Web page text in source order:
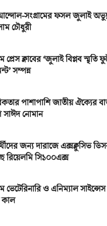
সংগ্রামের ফসল জুলাই
চৌধুরী
প্রেস ক্লাবের ‘জুলাই বিপ্লব স্মৃতি
সম্পন্ন
পাশাপাশি জাতীয় ঐক্যের
সাঈদ নোমান
জন্য দারাজে এক্সক্লুসিভ
রিয়েলমি সি১০০এক্স
ভেটেরিনারি ও এনিম্যাল সাইন্সেস
কাল